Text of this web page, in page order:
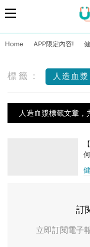
Home APP限定內容!
標籤： 人造血漿
人造血漿標籤文章，
訂
立即訂閱電子